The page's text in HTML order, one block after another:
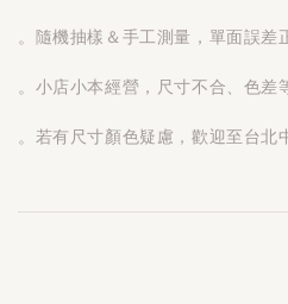
。隨機抽樣＆手工測量，單面誤差
。小店小本經營，尺寸不合、色差
。若有尺寸顏色疑慮，歡迎至台北